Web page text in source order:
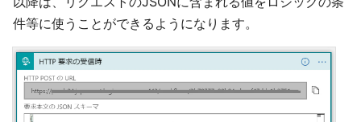
件等に使うことができるようになります。